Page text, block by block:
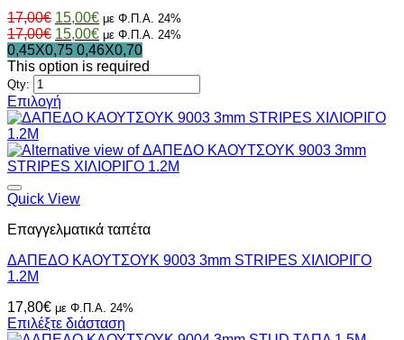
17,00€ Original
price
was:
17,00€.
15,00€Η
τρέχουσα
τιμή
είναι:
με Φ.Π.Α. 24%
17,00€ Original
price
was:
15,00€Η
τρέχουσα
τιμή
15,00€.
με Φ.Π.Α. 24%
0,45X0,75 0,46X0,70
This option is required
Qty:
Επιλογή
Αυτό
το
προϊόν
έχει
πολλαπλές
παραλλαγές.
επιλογές
να
επιλεγούν
σελίδα
του
Quick View
Επαγγελματικά ταπέτα
ΔΑΠΕΔΟ ΚΑΟΥΤΣΟΥΚ 9003 3mm STRIPES ΧΙΛΙΟΡΙΓΟ
1.2Μ
17,80€ με Φ.Π.Α. 24%
Επιλέξτε διάσταση